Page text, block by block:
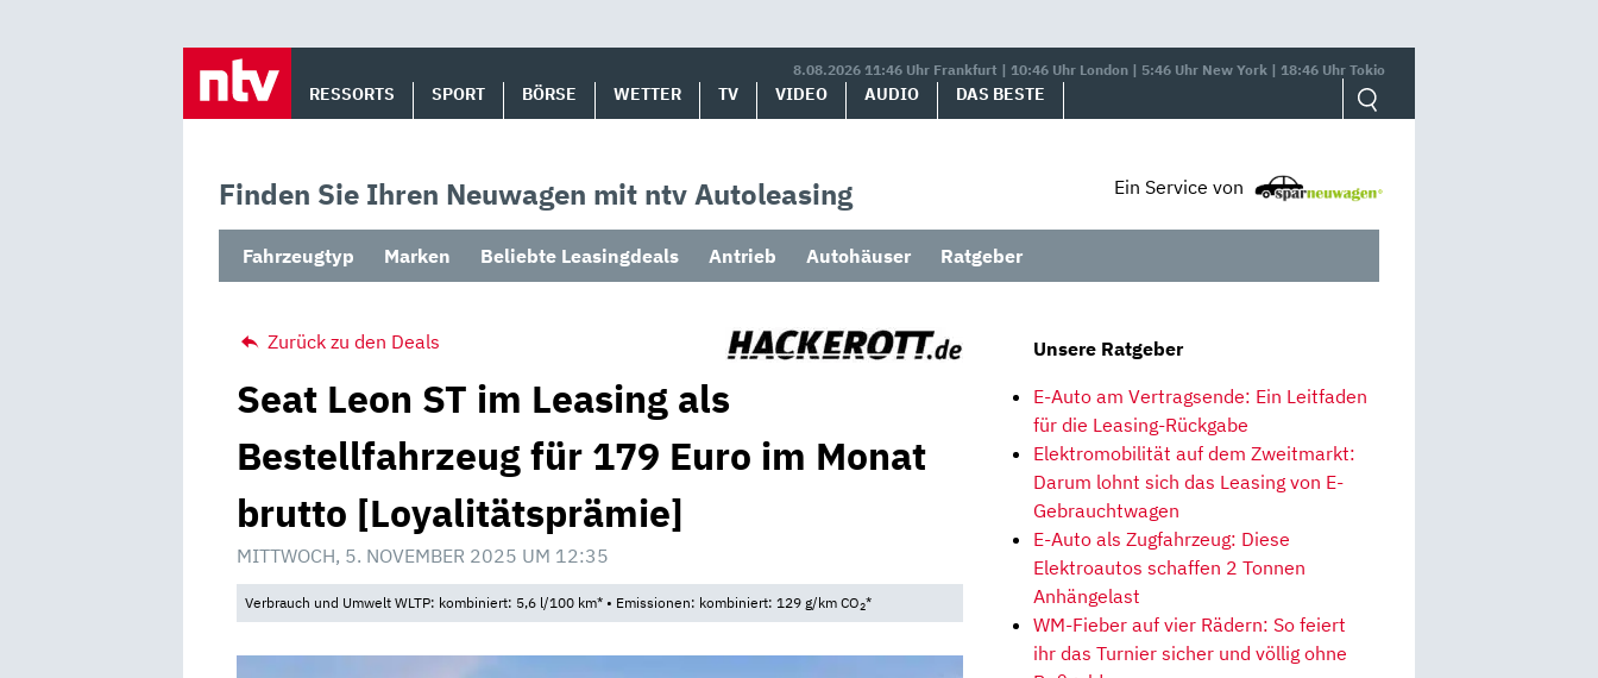
8.08.2026 11:46 Uhr Frankfurt | 10:46 Uhr London | 5:46 Uhr New York | 18:46 Uhr Tokio
RESSORTS SPORT BÖRSE WETTER TV VIDEO AUDIO DAS BESTE
Finden Sie Ihren Neuwagen mit ntv Autoleasing Ein Service von
Fahrzeugtyp Marken Beliebte Leasingdeals Antrieb Autohäuser Ratgeber
Zurück zu den Deals
Seat Leon ST im Leasing als
Bestellfahrzeug für 179 Euro im Monat
brutto [Loyalitätsprämie]
MITTWOCH, 5. NOVEMBER 2025 UM 12:35
Verbrauch und Umwelt WLTP: kombiniert: 5,6 l/100 km* • Emissionen: kombiniert: 129 g/km CO2*
Unsere Ratgeber
E-Auto am Vertragsende: Ein Leitfaden
für die Leasing-Rückgabe
Elektromobilität auf dem Zweitmarkt:
Darum lohnt sich das Leasing von E-
Gebrauchtwagen
E-Auto als Zugfahrzeug: Diese
Elektroautos schaffen 2 Tonnen
Anhängelast
WM-Fieber auf vier Rädern: So feiert
ihr das Turnier sicher und völlig ohne